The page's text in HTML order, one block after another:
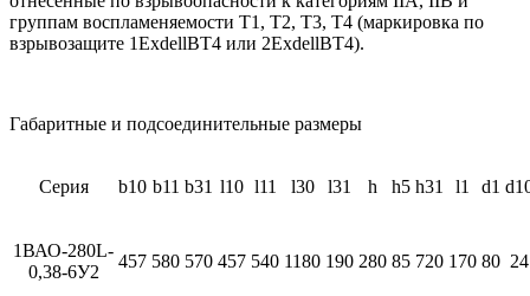
группам воспламеняемости Т1, Т2, Т3, Т4 (маркировка по
взрывозащите 1ЕхdellВТ4 или 2ЕхdellВТ4).
Габаритные и подсоединительные размеры
Серия b10 b11 b31 l10 l11 l30 l31 h h5 h31 l1 d1
1ВАО-280L-
0,38-6У2
457 580 570 457 540 1180 190 280 85 720 170 80 24